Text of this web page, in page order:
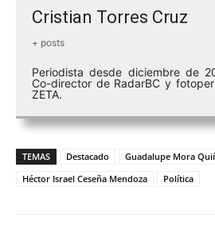
Cristian Torres Cruz
+ posts
Periodista desde diciembre de
Co-director de RadarBC y
ZETA.
TEMAS Destacado
Guadalupe Mora
Héctor Israel Ceseña Mendoza
Política